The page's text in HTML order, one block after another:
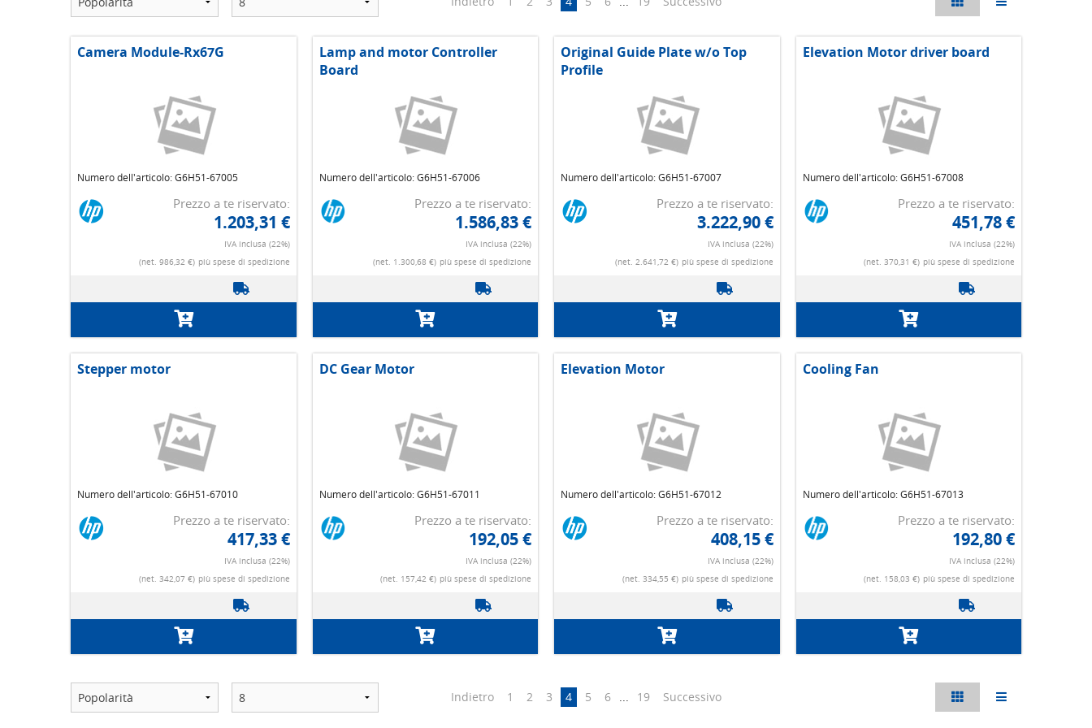
Camera Module-Rx67G
Numero dell'articolo: G6H51-67005
Prezzo a te riservato:
1.203,31 €
IVA inclusa (22%)
(net. 986,32 €) più spese di spedizione
Lamp and motor Controller
Board
Numero dell'articolo: G6H51-67006
Prezzo a te riservato:
1.586,83 €
IVA inclusa (22%)
(net. 1.300,68 €) più spese di spedizione
Original Guide Plate w/o Top
Profile
Numero dell'articolo: G6H51-67007
Prezzo a te riservato:
3.222,90 €
IVA inclusa (22%)
(net. 2.641,72 €) più spese di spedizione
Elevation Motor driver board
Numero dell'articolo: G6H51-67008
Prezzo a te riservato:
451,78 €
IVA inclusa (22%)
(net. 370,31 €) più spese di spedizione
Stepper motor
Numero dell'articolo: G6H51-67010
Prezzo a te riservato:
417,33 €
IVA inclusa (22%)
(net. 342,07 €) più spese di spedizione
DC Gear Motor
Numero dell'articolo: G6H51-67011
Prezzo a te riservato:
192,05 €
IVA inclusa (22%)
(net. 157,42 €) più spese di spedizione
Elevation Motor
Numero dell'articolo: G6H51-67012
Prezzo a te riservato:
408,15 €
IVA inclusa (22%)
(net. 334,55 €) più spese di spedizione
Cooling Fan
Numero dell'articolo: G6H51-67013
Prezzo a te riservato:
192,80 €
IVA inclusa (22%)
(net. 158,03 €) più spese di spedizione
Indietro 1 2 3 4 5 6 ... 19 Successivo